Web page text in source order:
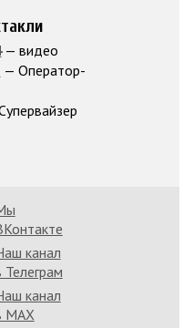
— видео
— Оператор-
канал
Телеграм
канал
MAX